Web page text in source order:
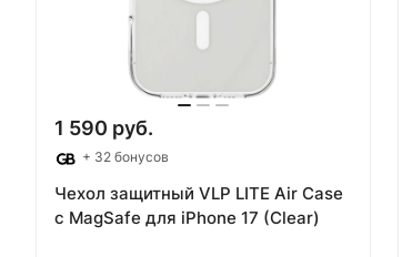
1 590 руб.
+ 32 бонусов
Чехол защитный VLP LITE Air Case
c MagSafe для iPhone 17 (Clear)